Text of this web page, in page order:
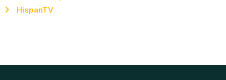
HispanTV